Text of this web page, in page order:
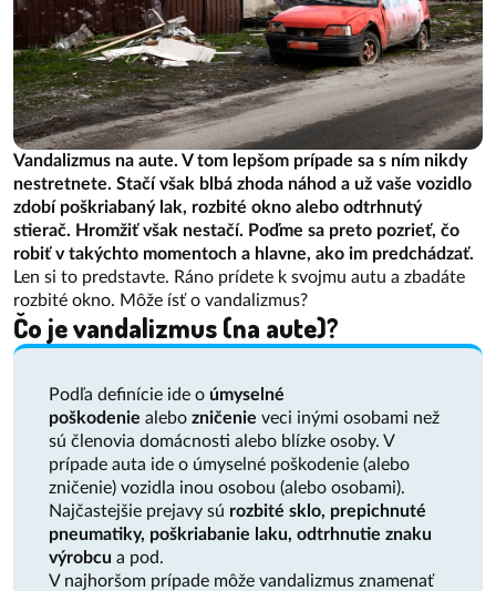
Vandalizmus na aute. V tom lepšom prípade sa s ním nikdy
nestretnete. Stačí však blbá zhoda náhod a už vaše vozidlo
zdobí poškriabaný lak, rozbité okno alebo odtrhnutý
stierač. Hromžiť však nestačí. Poďme sa preto pozrieť, čo
robiť v takýchto momentoch a hlavne, ako im predchádzať.
Len si to predstavte. Ráno prídete k svojmu autu a zbadáte
rozbité okno. Môže ísť o vandalizmus?
Čo je vandalizmus (na aute)?
Podľa definície ide o úmyselné
poškodenie alebo zničenie veci inými osobami než
sú členovia domácnosti alebo blízke osoby. V
prípade auta ide o úmyselné poškodenie (alebo
zničenie) vozidla inou osobou (alebo osobami).
Najčastejšie prejavy sú rozbité sklo, prepichnuté
pneumatiky, poškriabanie laku, odtrhnutie znaku
výrobcu a pod.
V najhoršom prípade môže vandalizmus znamenať